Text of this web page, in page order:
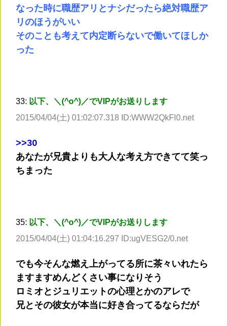
なった時に職歴アリとナシだったら絶対職歴ア
リのほうがいい
そのことも考えて内定断らないで働いてほしか
った
33: 以下、＼(^o^)／でVIPがお送りします
2015/04/04(土) 01:02:07.318 ID:WWW2QkFl0.net
>>30
あなたが兄貴よりも大人な考え方できてて笑っ
ちまった
35: 以下、＼(^o^)／でVIPがお送りします
2015/04/04(土) 01:04:16.297 ID:ugVESG2/0.net
でも今そんな燃え上がってる所に茶々いれたら
ますますめんどくさい事になりそう
ロミオとジュリエットの心理とかのアレで
兄とその彼女が本当に好き合ってるならだが